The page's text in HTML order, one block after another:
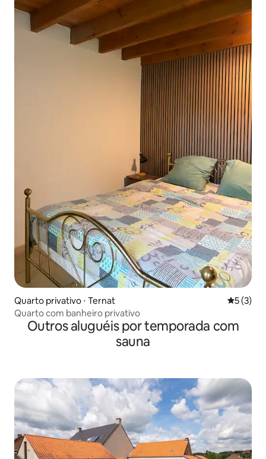
Quarto privativo ⋅ Ternat 5 de
5 (3)
Quarto com banheiro privativo
Outros aluguéis por temporada com
sauna